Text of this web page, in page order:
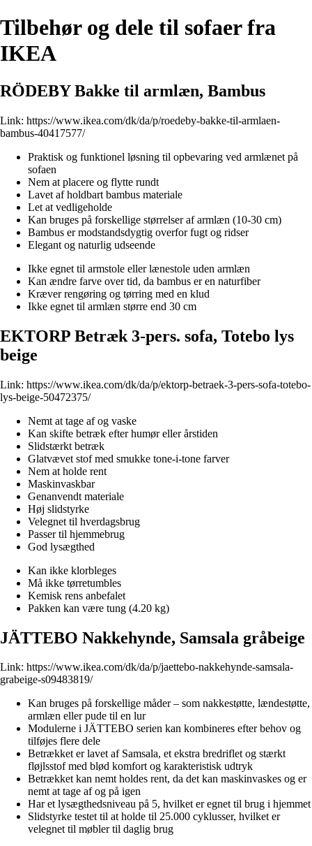
Tilbehør og dele til sofaer fra
IKEA
RÖDEBY Bakke til armlæn, Bambus
Link: https://www.ikea.com/dk/da/p/roedeby-bakke-til-armlaen-
bambus-40417577/
Praktisk og funktionel løsning til opbevaring ved armlænet på
sofaen
Nem at placere og flytte rundt
Lavet af holdbart bambus materiale
Let at vedligeholde
Kan bruges på forskellige størrelser af armlæn (10-30 cm)
Bambus er modstandsdygtig overfor fugt og ridser
Elegant og naturlig udseende
Ikke egnet til armstole eller lænestole uden armlæn
Kan ændre farve over tid, da bambus er en naturfiber
Kræver rengøring og tørring med en klud
Ikke egnet til armlæn større end 30 cm
EKTORP Betræk 3-pers. sofa, Totebo lys
beige
Link: https://www.ikea.com/dk/da/p/ektorp-betraek-3-pers-sofa-totebo-
lys-beige-50472375/
Nemt at tage af og vaske
Kan skifte betræk efter humør eller årstiden
Slidstærkt betræk
Glatvævet stof med smukke tone-i-tone farver
Nem at holde rent
Maskinvaskbar
Genanvendt materiale
Høj slidstyrke
Velegnet til hverdagsbrug
Passer til hjemmebrug
God lysægthed
Kan ikke klorbleges
Må ikke tørretumbles
Kemisk rens anbefalet
Pakken kan være tung (4.20 kg)
JÄTTEBO Nakkehynde, Samsala gråbeige
Link: https://www.ikea.com/dk/da/p/jaettebo-nakkehynde-samsala-
grabeige-s09483819/
Kan bruges på forskellige måder – som nakkestøtte, lændestøtte,
armlæn eller pude til en lur
Modulerne i JÄTTEBO serien kan kombineres efter behov og
tilføjes flere dele
Betrækket er lavet af Samsala, et ekstra bredriflet og stærkt
fløjlsstof med blød komfort og karakteristisk udtryk
Betrækket kan nemt holdes rent, da det kan maskinvaskes og er
nemt at tage af og på igen
Har et lysægthedsniveau på 5, hvilket er egnet til brug i hjemmet
Slidstyrke testet til at holde til 25.000 cyklusser, hvilket er
velegnet til møbler til daglig brug